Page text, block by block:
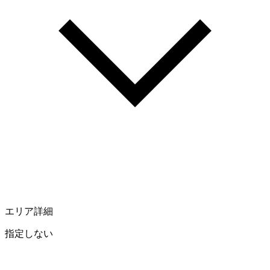
エリア詳細
指定しない